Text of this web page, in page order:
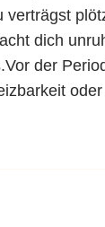
verträgst
dich
der